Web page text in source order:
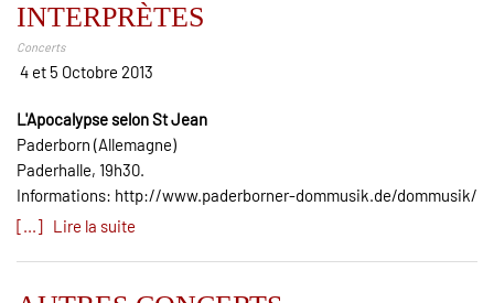
INTERPRÈTES
Concerts
4 et 5 Octobre 2013
L'Apocalypse selon St Jean
Paderborn (Allemagne)
Paderhalle, 19h30.
Informations: http://www.paderborner-dommusik.de/dommusik/
[...] Lire la suite